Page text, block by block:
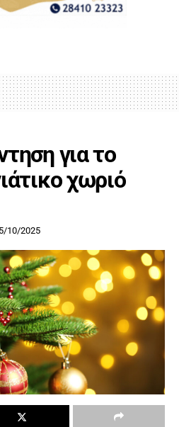
για το
χωριό
10/2025